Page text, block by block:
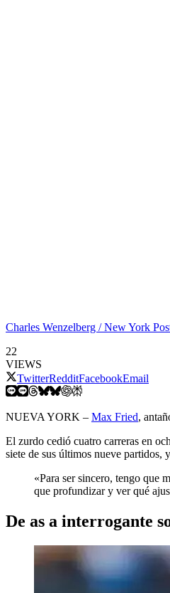
Charles Wenzelberg / New York
22
VIEWS
TwitterRedditFacebookEmail
NUEVA YORK – Max Fried,
El zurdo cedió cuatro carreras en
siete de sus últimos nueve partidos,
«Para ser sincero, tengo que
que profundizar y ver qué
De as a interrogante